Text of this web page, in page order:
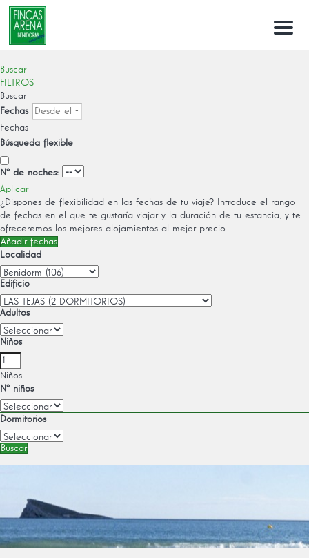
Menu
Buscar
FILTROS
Buscar
Fechas
Fechas
Búsqueda flexible
Nº de noches:
Aplicar
¿Dispones de flexibilidad en las fechas de tu viaje?
Introduce el rango
de fechas en el que te gustaría viajar y la duración de tu estancia, y te
ofreceremos los mejores alojamientos al mejor precio.
Añadir fechas
Localidad
Edificio
Adultos
Niños
Niños
Nº niños
Dormitorios
Buscar